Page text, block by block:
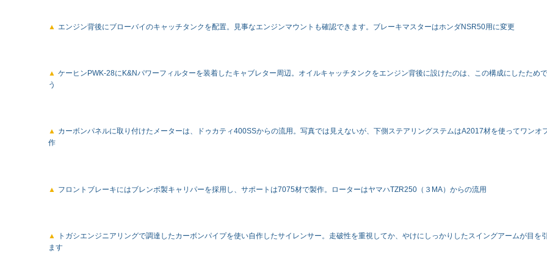
エンジン背後にブローバイのキャッチタンクを配置。見事なエンジンマウントも確認できます。ブレーキマスターはホンダNSR50用に変更
ケーヒンPWK-28にK&Nパワーフィルターを装着したキャブレター周辺。オイルキャッチタンクをエンジン背後に設けたのは、この構成にしたため
う
カーボンパネルに取り付けたメーターは、ドゥカティ400SSからの流用。写真では見えないが、下側ステアリングステムはA2017材を使ってワンオ
作
フロントブレーキにはブレンボ製キャリパーを採用し、サポートは7075材で製作。ローターはヤマハTZR250（３MA）からの流用
トガシエンジニアリングで調達したカーボンパイプを使い自作したサイレンサー。走破性を重視してか、やけにしっかりしたスイングアームが目を
ます